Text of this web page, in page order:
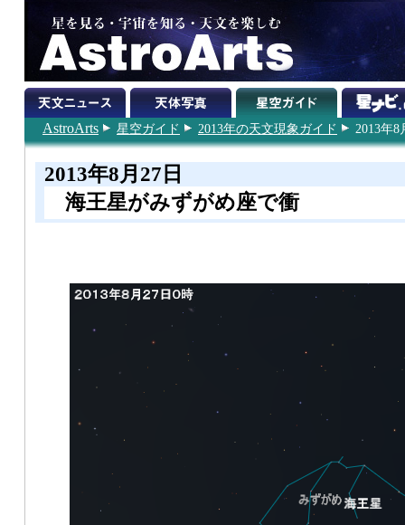
AstroArts 星空ガイド 2013年の天文現象ガイド 2013年8
2013年8月27日
海王星がみずがめ座で衝